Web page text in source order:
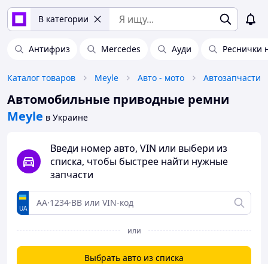
В категории
Антифриз Mercedes Ауди Реснички
Каталог товаров Meyle Авто - мото Автозапчасти
Автомобильные приводные ремни
Meyle в Украине
Введи номер авто, VIN или выбери из
списка, чтобы быстрее найти нужные
запчасти
UA
или
Выбрать авто из списка